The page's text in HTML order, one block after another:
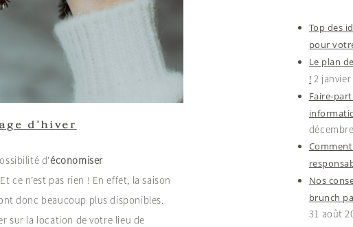
d’hiver
d’économiser
ce n’est pas rien ! En effet, la saison
donc beaucoup plus disponibles.
sur la location de votre lieu de
Top des
pour
Le plan
! 2 janvier
Faire-
Nos
brunch
31 août